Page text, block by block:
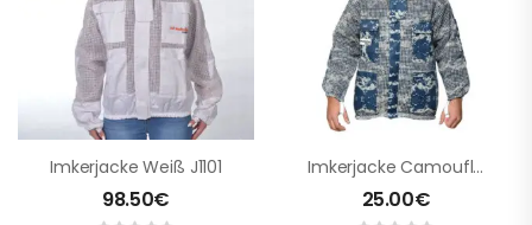
Imkerjacke Weiß J1101
98.50€
Imkerjacke Camouflage Blau J1102
25.00€